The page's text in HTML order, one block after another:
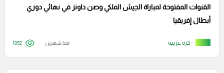
كرة عربية
القنوات المفتوحة لمباراة الجيش الملكي وصن داونز في نهائي دوري
أبطال إفريقيا
منذ شهرين 1092